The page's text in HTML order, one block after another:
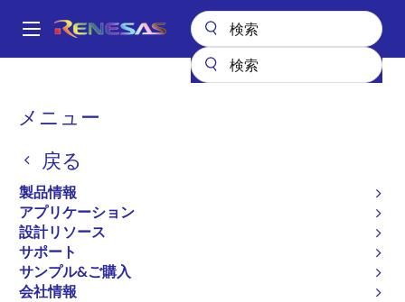
ン
Main
メニュー
戻る
製品情報
アプリケーション
設計リソース
サポート
サンプル&ご購入
会社情報
パ
く
ず
フォトカプラ（オプトカプラ）
PS2915-1
アクティブ
High CTR, AC Input Response Type 4-
PIN Ultra Small Flat-lead Photocoupler